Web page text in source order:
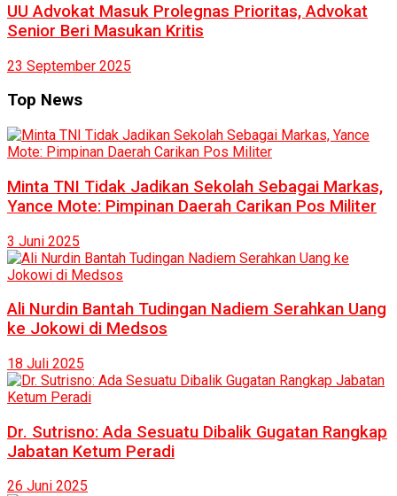
UU Advokat Masuk Prolegnas Prioritas, Advokat
Senior Beri Masukan Kritis
23 September 2025
Top News
Minta TNI Tidak Jadikan Sekolah Sebagai Markas,
Yance Mote: Pimpinan Daerah Carikan Pos Militer
3 Juni 2025
Ali Nurdin Bantah Tudingan Nadiem Serahkan Uang
ke Jokowi di Medsos
18 Juli 2025
Dr. Sutrisno: Ada Sesuatu Dibalik Gugatan Rangkap
Jabatan Ketum Peradi
26 Juni 2025